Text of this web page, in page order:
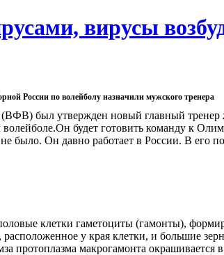
вирусы
России по волейболу назначили мужского тренера
(ВФВ) был утвержден новый главный
будет готовить команду к
было. Он давно работает в России. В его
клетки гаметоциты (гамонты),
у края клетки, и большие
макрогамонта окрашивается